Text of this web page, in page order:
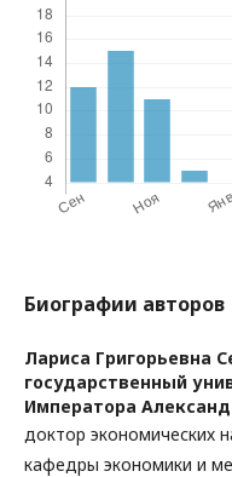
Биографии авторов
Лариса Григорьевна
государственный
Императора
доктор экономических
кафедры экономики и